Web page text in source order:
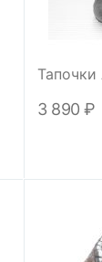
3 890 ₽